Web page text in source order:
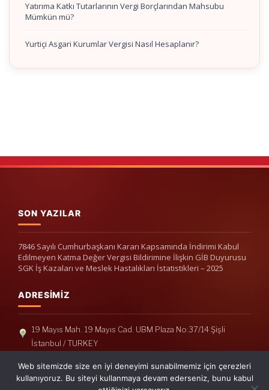
Yatırıma Katkı Tutarlarının Vergi Borçlarından Mahsubu
Mümkün mü?
Yurtiçi Asgari Kurumlar Vergisi Nasıl Hesaplanır?
SON YAZILAR
7846 Sayılı Cumhurbaşkanı Kararı Kapsamında İndirimi Kabul
Edilmeyen Katma Değer Vergisi Bildirimine İlişkin GİB Duyurusu
SGK İş Kazaları ve Meslek Hastalıkları İstatistikleri – 2025
ADRESIMIZ
19 Mayıs Mah. 19 Mayıs Cad. UBM Plaza No:37/14 Şişli
İstanbul / TURKEY
Telefon: +90(212) 240 33 39
Telefon: +90(212) 248 19 36
Web sitemizde size en iyi deneyimi sunabilmemiz için çerezleri
kullanıyoruz. Bu siteyi kullanmaya devam ederseniz, bunu kabul